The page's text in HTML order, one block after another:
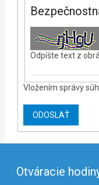
Odpíšte text z
Vložením správy
ODOSLAŤ
Otváracie